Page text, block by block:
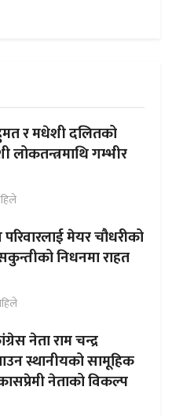
र मधेशी दलितको
लोकतन्त्रमाथि गम्भीर
मेयर चौधरीको
निधनमा राहत
नेता राम चन्द्र
स्थानीयको सामूहिक
नेताको विकल्प